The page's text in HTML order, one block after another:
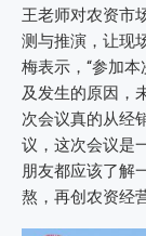
王老师对农资市
测与推演，让现
梅表示，“参加
及发生的原因，
次会议真的从经
议，这次会议是
朋友都应该了解
熬，再创农资经